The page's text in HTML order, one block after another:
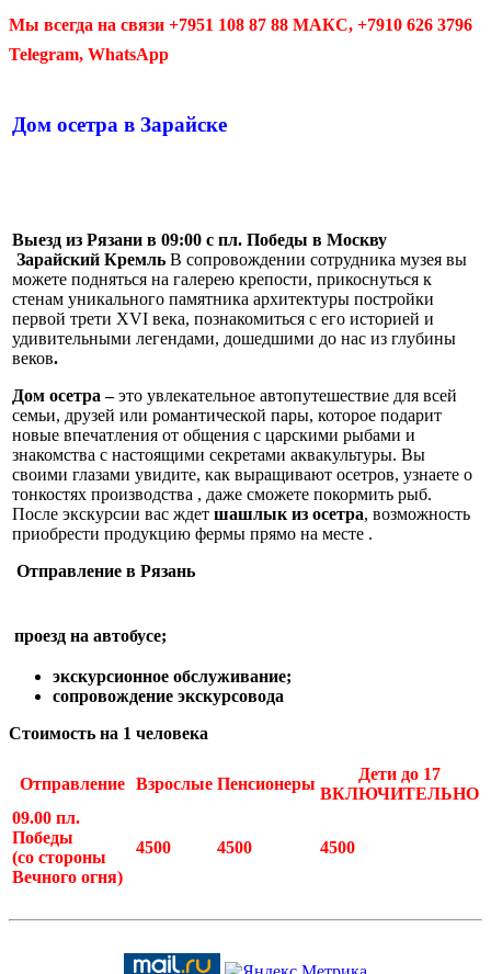
Мы всегда на связи +7951 108 87 88 МАКС, +7910 626 3796
Telegram, WhatsApp
Дом осетра в Зарайске
Выезд из Рязани в 09:00 с пл. Победы в Москву
Зарайский Кремль В сопровождении сотрудника музея вы
можете подняться на галерею крепости, прикоснуться к
стенам уникального памятника архитектуры постройки
первой трети XVI века, познакомиться с его историей и
удивительными легендами, дошедшими до нас из глубины
веков.
Дом осетра –это увлекательное автопутешествие для всей
семьи, друзей или романтической пары, которое подарит
новые впечатления от общения с царскими рыбами и
знакомства с настоящими секретами аквакультуры. Вы
своими глазами увидите, как выращивают осетров, узнаете о
тонкостях производства , даже сможете покормить рыб.
После экскурсии вас ждет шашлык из осетра, возможность
приобрести продукцию фермы прямо на месте .
Отправление в Рязань
проезд на автобусе;
экскурсионное обслуживание;
сопровождение экскурсовода
Стоимость на 1 человека
Отправление Взрослые Пенсионеры
Дети до 17
ВКЛЮЧИТЕЛЬНО
09.00 пл.
Победы
(со стороны
Вечного огня)
4500 4500 4500